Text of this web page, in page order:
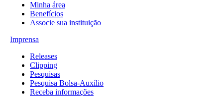
Minha área
Benefícios
Associe sua instituição
Imprensa
Releases
Clipping
Pesquisas
Pesquisa Bolsa-Auxílio
Receba informações